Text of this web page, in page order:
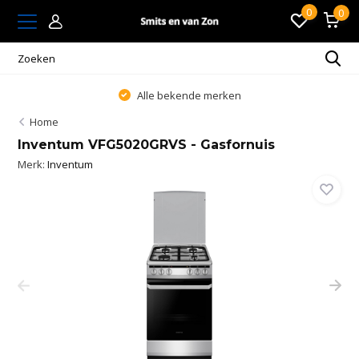
0 0
Alle bekende merken
Home
Inventum VFG5020GRVS - Gasfornuis
Merk:Inventum